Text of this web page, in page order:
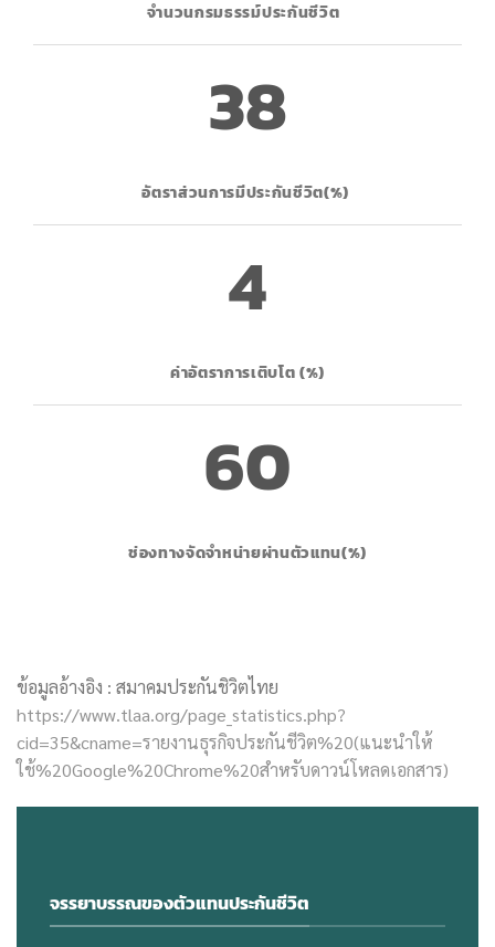
จำนวนกรมธรรม์ประกันชีวิต
38
อัตราส่วนการมีประกันชีวิต(%)
4
ค่าอัตราการเติบโต (%)
60
ช่องทางจัดจำหน่ายผ่านตัวแทน(%)
ข้อมูลอ้างอิง : สมาคมประกันชิวิตไทย
https://www.tlaa.org/page_statistics.php?
cid=35&cname=รายงานธุรกิจประกันชีวิต%20(แนะนำให้
ใช้%20Google%20Chrome%20สำหรับดาวน์โหลดเอกสาร)
จรรยาบรรณของตัวแทนประกันชีวิต